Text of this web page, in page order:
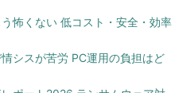
怖くない 低コスト・安全・効率
シスが苦労 PC運用の負担はど